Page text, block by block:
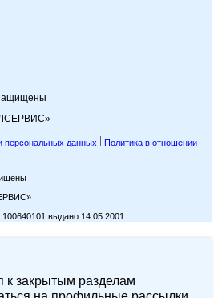
персональных данных
Политика в отношении
выдано 14.05.2001
к закрытым разделам